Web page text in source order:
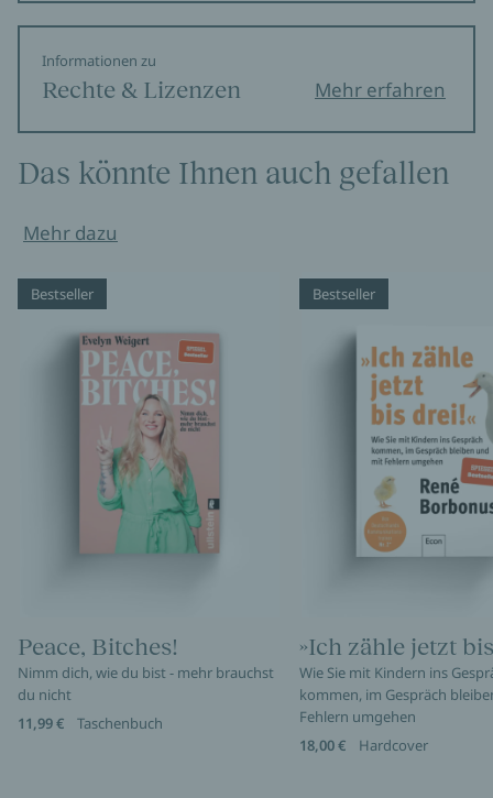
Informationen zu
Rechte & Lizenzen Mehr erfahren
Das könnte Ihnen auch gefallen
Mehr dazu
Bestseller
Peace, Bitches!
Nimm dich, wie du bist - mehr brauchst
du nicht
11,99 €
Taschenbuch
Bestseller
»Ich zähle jetzt
Wie Sie mit Kindern ins
kommen, im Gespräch
Fehlern umgehen
18,00 €
Hardcover